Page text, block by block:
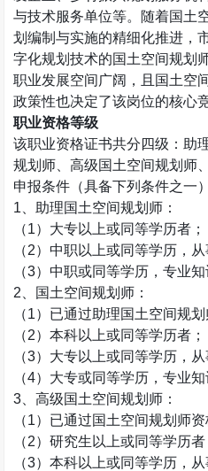
与技术服务单位等。随着国土
划编制与实施的精细化推进，
字化规划技术的国土空间规划
职业发展空间广阔，且国土空
政策性也决定了该岗位的核心
职业资格等级
该职业资格证书共分四级：助
规划师、高级国土空间规划师
申报条件（具备下列条件之一）
1 、助理国土空间规划师：
（1）大专以上或同等学历者；
（2）中职以上或同等学历，
（3）中职或同等学历，专业
2 、国土空间规划师：
（1）已通过助理国土空间规划
（2）本科以上或同等学历者；
（3）大专以上或同等学历，
（4）大专或同等学历，专业
3 、高级国土空间规划师：
（1）已通过国土空间规划师资
（2）研究生以上或同等学历者
（3）本科以上或同等学历，